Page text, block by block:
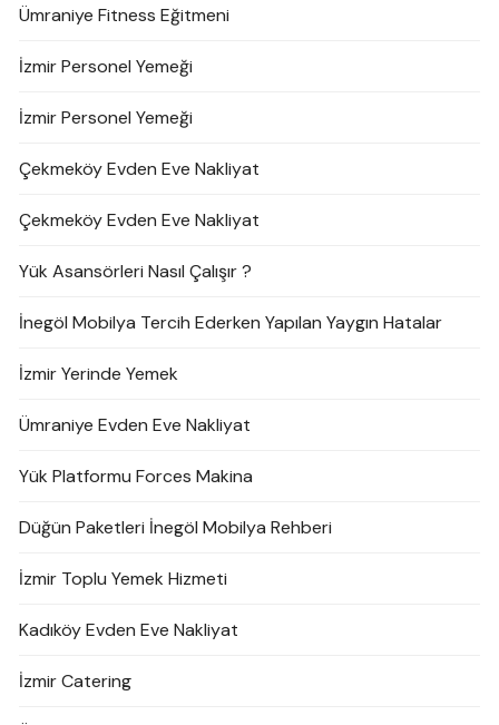
Ümraniye Fitness Eğitmeni
İzmir Personel Yemeği
İzmir Personel Yemeği
Çekmeköy Evden Eve Nakliyat
Çekmeköy Evden Eve Nakliyat
Yük Asansörleri Nasıl Çalışır ?
İnegöl Mobilya Tercih Ederken Yapılan Yaygın Hatalar
İzmir Yerinde Yemek
Ümraniye Evden Eve Nakliyat
Yük Platformu Forces Makina
Düğün Paketleri İnegöl Mobilya Rehberi
İzmir Toplu Yemek Hizmeti
Kadıköy Evden Eve Nakliyat
İzmir Catering